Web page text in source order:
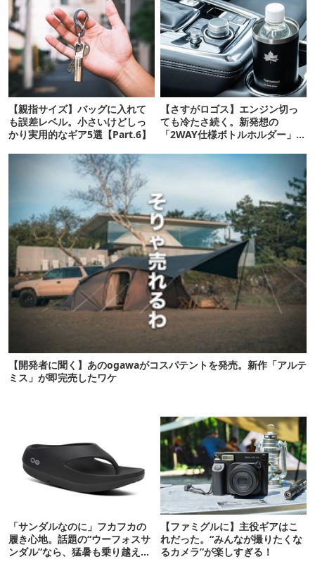
【親指サイズ】バッグに入れて
も誤差レベル。小さいけどしっ
かり実用的なギア5選【Part.6】
【さすがロゴス】エンジン切っ
ても冷たさ続く。新発想の
「2WAY仕様ボトルホルダー」が
【開発者に聞く】あのogawaがコスパテントを発売。新作「アルテ
ミス」が即完売したワケ
「サンダルなのに」フカフカの
履き心地。話題の“ウーフォスサ
ンダル”なら、猛暑も乗り越えら
【ファミグルに】主役ギアはこ
れだった。“みんなが撮りたくな
るカメラ”が楽しすぎる！